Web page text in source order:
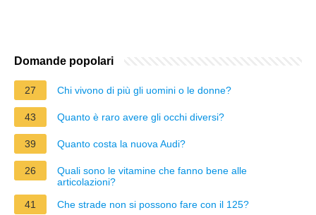
Domande popolari
27 Chi vivono di più gli uomini o le donne?
43 Quanto è raro avere gli occhi diversi?
39 Quanto costa la nuova Audi?
26
Quali sono le vitamine che fanno bene alle
articolazioni?
41
Che strade non si possono fare con il 125?